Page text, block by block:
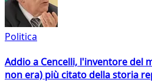
Politica
Addio a Cencelli, l'inventore del
non era) più citato della storia